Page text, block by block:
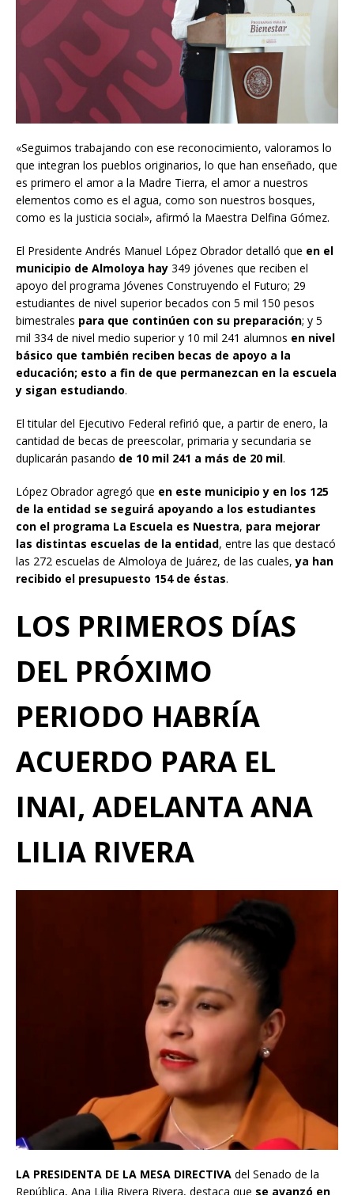
«Seguimos trabajando con ese reconocimiento, valoramos lo
que integran los pueblos originarios, lo que han enseñado, que
es primero el amor a la Madre Tierra, el amor a nuestros
elementos como es el agua, como son nuestros bosques,
como es la justicia social», afirmó la Maestra Delfina Gómez.
El Presidente Andrés Manuel López Obrador detalló que en el
municipio de Almoloya hay 349 jóvenes que reciben el
apoyo del programa Jóvenes Construyendo el Futuro; 29
estudiantes de nivel superior becados con 5 mil 150 pesos
bimestrales para que continúen con su preparación; y 5
mil 334 de nivel medio superior y 10 mil 241 alumnos en nivel
básico que también reciben becas de apoyo a la
educación; esto a fin de que permanezcan en la escuela
y sigan estudiando.
El titular del Ejecutivo Federal refirió que, a partir de enero, la
cantidad de becas de preescolar, primaria y secundaria se
duplicarán pasando de 10 mil 241 a más de 20 mil.
López Obrador agregó que en este municipio y en los 125
de la entidad se seguirá apoyando a los estudiantes
con el programa La Escuela es Nuestra, para mejorar
las distintas escuelas de la entidad, entre las que destacó
las 272 escuelas de Almoloya de Juárez, de las cuales,ya han
recibido el presupuesto 154 de éstas.
LOS PRIMEROS DÍAS
DEL PRÓXIMO
PERIODO HABRÍA
ACUERDO PARA EL
INAI, ADELANTA ANA
LILIA RIVERA
LA PRESIDENTA DE LA MESA DIRECTIVA del Senado de la
República, Ana Lilia Rivera Rivera, destaca que se avanzó en